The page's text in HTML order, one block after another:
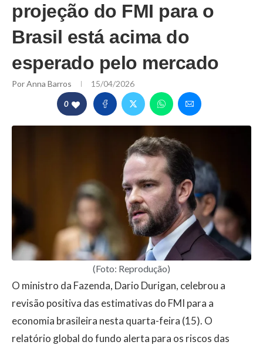
projeção do FMI para o
Brasil está acima do
esperado pelo mercado
PorAnna Barros 15/04/2026
0
(Foto: Reprodução)
O ministro da Fazenda, Dario Durigan, celebrou a
revisão positiva das estimativas do FMI para a
economia brasileira nesta quarta-feira (15). O
relatório global do fundo alerta para os riscos das